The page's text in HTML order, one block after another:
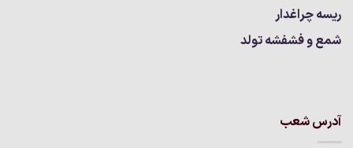
ریسه چراغدار
شمع و فشفشه تولد
آدرس شعب